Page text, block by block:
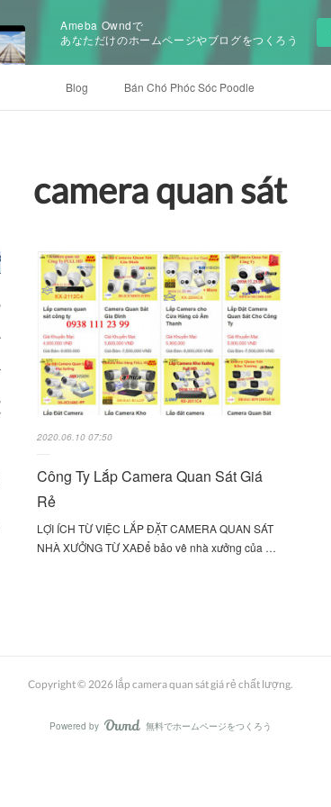
Ameba Owndで
あなただけのホームページやブログをつくろう
Blog Bán Chó Phóc Sóc Poodle
camera quan sát
2020.06.10 07:50
Công Ty Lắp Camera Quan Sát Giá
Rẻ
LỢI ÍCH TỪ VIỆC LẮP ĐẶT CAMERA QUAN SÁT
NHÀ XƯỞNG TỪ XAĐể bảo vê nhà xưởng của …
Copyright © 2026 lắp camera quan sát giá rẻ chất lượng.
Powered by AmebaOwnd
無料でホームページをつくろう